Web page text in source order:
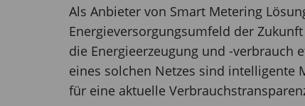
Als Anbieter von Smart Metering
Energieversorgungsumfeld der
die Energieerzeugung und -verbrauch
eines solchen Netzes sind intelligente
für eine aktuelle